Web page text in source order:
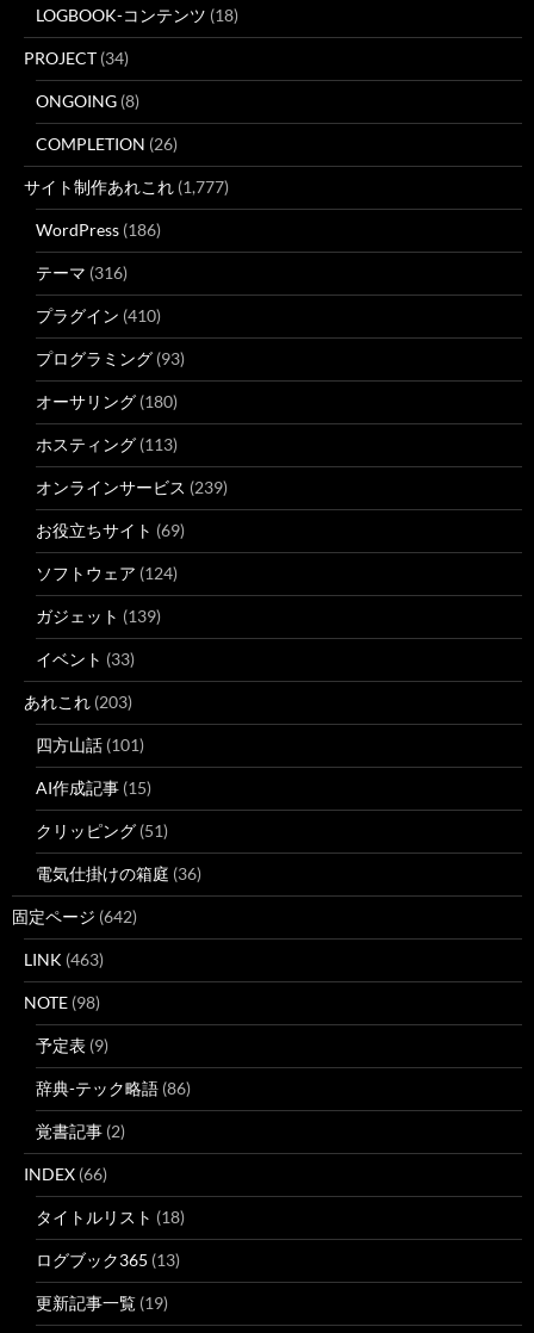
LOGBOOK-コンテンツ (18)
PROJECT (34)
ONGOING (8)
COMPLETION (26)
サイト制作あれこれ (1,777)
WordPress (186)
テーマ (316)
プラグイン (410)
プログラミング (93)
オーサリング (180)
ホスティング (113)
オンラインサービス (239)
お役立ちサイト (69)
ソフトウェア (124)
ガジェット (139)
イベント (33)
あれこれ (203)
四方山話 (101)
AI作成記事 (15)
クリッピング (51)
電気仕掛けの箱庭 (36)
固定ページ (642)
LINK (463)
NOTE (98)
予定表 (9)
辞典-テック略語 (86)
覚書記事 (2)
INDEX (66)
タイトルリスト (18)
ログブック365 (13)
更新記事一覧 (19)